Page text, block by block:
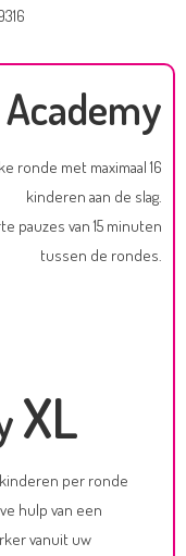
ronde met maximaal 16
kinderen aan de slag.
pauzes van 15 minuten
tussen de rondes.
XL
per ronde
hulp van een
vanuit uw